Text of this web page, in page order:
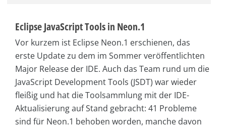
Eclipse JavaScript Tools in Neon.1
Vor kurzem ist Eclipse Neon.1 erschienen, das
erste Update zu dem im Sommer veröffentlichten
Major Release der IDE. Auch das Team rund um die
JavaScript Development Tools (JSDT) war wieder
fleißig und hat die Toolsammlung mit der IDE-
Aktualisierung auf Stand gebracht: 41 Probleme
sind für Neon.1 behoben worden, manche davon